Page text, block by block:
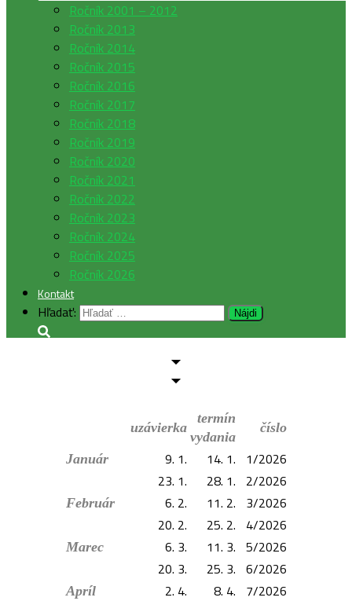
Ročník 2001 – 2012
Ročník 2013
Ročník 2014
Ročník 2015
Ročník 2016
Ročník 2017
Ročník 2018
Ročník 2019
Ročník 2020
Ročník 2021
Ročník 2022
Ročník 2023
Ročník 2024
Ročník 2025
Ročník 2026
Kontakt
Hľadať:
uzávierka
termín
vydania
číslo
Január
9. 1. 14. 1.
1/2026
23. 1.
28. 1. 2/2026
Február 6. 2. 11. 2.
3/2026
20. 2.
25. 2. 4/2026
Marec 6. 3. 11. 3. 5/2026
20. 3.
25. 3. 6/2026
Apríl 2. 4. 8. 4.
7/2026